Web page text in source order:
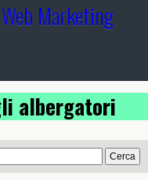
Marketing
albergatori